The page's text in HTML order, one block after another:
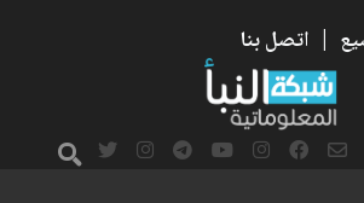
| اتصل بنا